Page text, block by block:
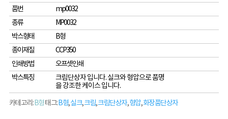
품번
mp0032
종류
MP0032
박스형태
B형
종이재질
CCP350
인쇄방법
오프셋인쇄
박스특징
크림단상자 입니다. 실크와 형압으로 품명
을 강조한 케이스 입니다.
카테고리: B형태그: B형,실크,크림,크림단상자,형압,화장품단상자